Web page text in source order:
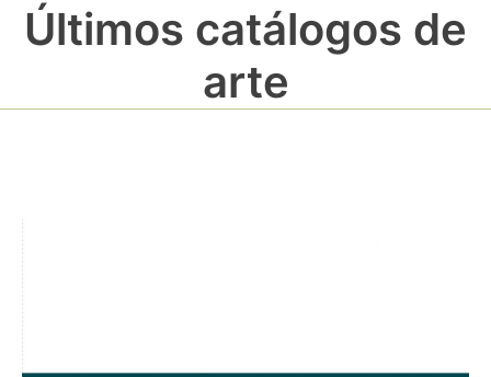
Últimos catálogos de
arte